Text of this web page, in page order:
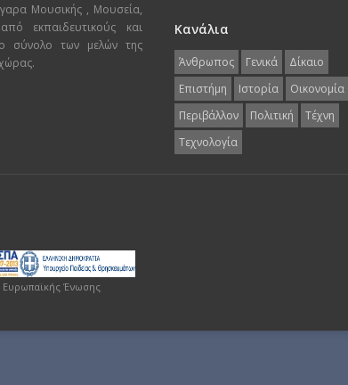
Μουσικής , Μουσεία,
εκπαιδευτικούς και
σύνολο των μελών της
Κανάλια
Άνθρωπος Γενικά
Δίκαιο
Επιστήμη
Ιστορία
Οικονομία
Περιβάλλον
Πολιτική
Τέχνη
Τεχνολογία
Ευρωπαϊκής Ένωσης